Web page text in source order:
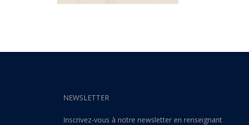
NEWSLETTER
Inscrivez-vous à notre newsletter en renseignant